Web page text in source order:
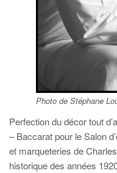
Photo de Stéphane
Perfection du décor tout
– Baccarat pour le Salon
et marqueteries de
historique des années